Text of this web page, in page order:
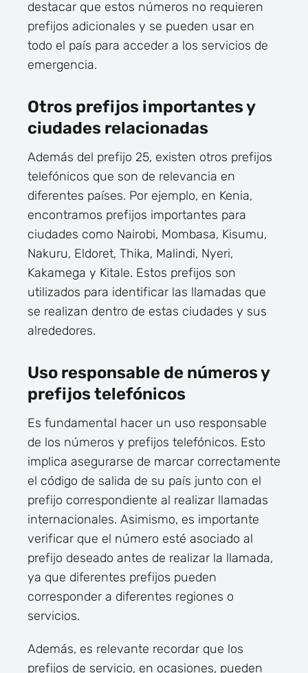
destacar que estos números no requieren
prefijos adicionales y se pueden usar en
todo el país para acceder a los servicios de
emergencia.
Otros prefijos importantes y
ciudades relacionadas
Además del prefijo 25, existen otros prefijos
telefónicos que son de relevancia en
diferentes países. Por ejemplo, en Kenia,
encontramos prefijos importantes para
ciudades como Nairobi, Mombasa, Kisumu,
Nakuru, Eldoret, Thika, Malindi, Nyeri,
Kakamega y Kitale. Estos prefijos son
utilizados para identificar las llamadas que
se realizan dentro de estas ciudades y sus
alrededores.
Uso responsable de números y
prefijos telefónicos
Es fundamental hacer un uso responsable
de los números y prefijos telefónicos. Esto
implica asegurarse de marcar correctamente
el código de salida de su país junto con el
prefijo correspondiente al realizar llamadas
internacionales. Asimismo, es importante
verificar que el número esté asociado al
prefijo deseado antes de realizar la llamada,
ya que diferentes prefijos pueden
corresponder a diferentes regiones o
servicios.
Además, es relevante recordar que los
prefijos de servicio, en ocasiones, pueden